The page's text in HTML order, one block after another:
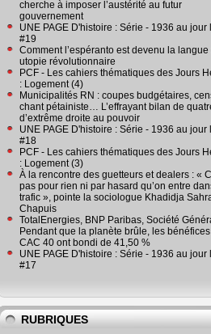
cherche à imposer l’austérité au futur
gouvernement
UNE PAGE D'histoire : Série - 1936 au jour
#19
Comment l’espéranto est devenu la langue
utopie révolutionnaire
PCF - Les cahiers thématiques des Jours
: Logement (4)
Municipalités RN : coupes budgétaires,
chant pétainiste… L’effrayant bilan de
d’extrême droite au pouvoir
UNE PAGE D'histoire : Série - 1936 au jour
#18
PCF - Les cahiers thématiques des Jours
: Logement (3)
À la rencontre des guetteurs et dealers : «
pas pour rien ni par hasard qu’on entre
trafic », pointe la sociologue Khadidja
Chapuis
TotalEnergies, BNP Paribas, Société
Pendant que la planète brûle, les
CAC 40 ont bondi de 41,50 %
UNE PAGE D'histoire : Série - 1936 au jour
#17
RUBRIQUES